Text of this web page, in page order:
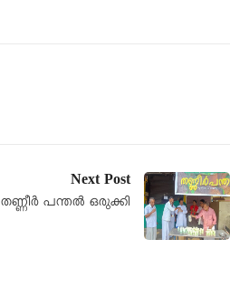
Next Post
തണ്ണീര്‍ പന്തല്‍ ഒരുക്കി